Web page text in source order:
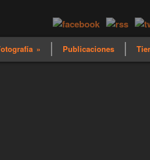
» Publicaciones